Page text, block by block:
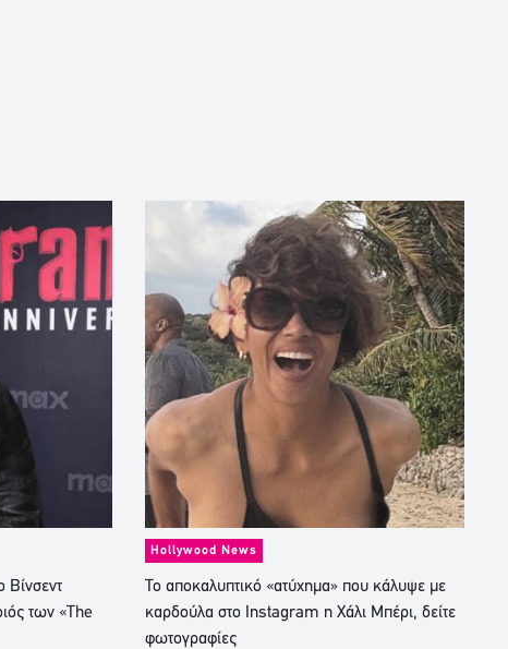
Βίνσεντ
των «The
Hollywood News
Το αποκαλυπτικό «ατύχημα» που κάλυψε με
καρδούλα στο Instagram η Χάλι Μπέρι, δείτε
φωτογραφίες